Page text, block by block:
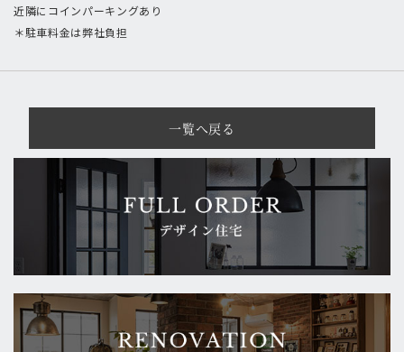
近隣にコインパーキングあり
＊駐車料金は弊社負担
一覧へ戻る